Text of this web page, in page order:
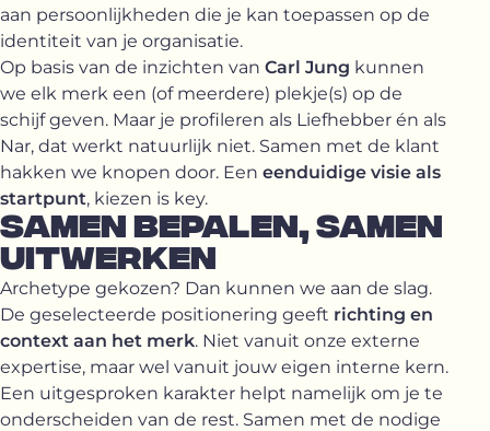
aan persoonlijkheden die je kan toepassen op de
identiteit van je organisatie.
Op basis van de inzichten van Carl Jung kunnen
we elk merk een (of meerdere) plekje(s) op de
schijf geven. Maar je profileren als Liefhebber én als
Nar, dat werkt natuurlijk niet. Samen met de klant
hakken we knopen door. Een eenduidige visie als
startpunt, kiezen is key.
SAMEN BEPALEN, SAMEN
UITWERKEN
Archetype gekozen? Dan kunnen we aan de slag.
De geselecteerde positionering geeft richting en
context aan het merk. Niet vanuit onze externe
expertise, maar wel vanuit jouw eigen interne kern.
Een uitgesproken karakter helpt namelijk om je te
onderscheiden van de rest. Samen met de nodige